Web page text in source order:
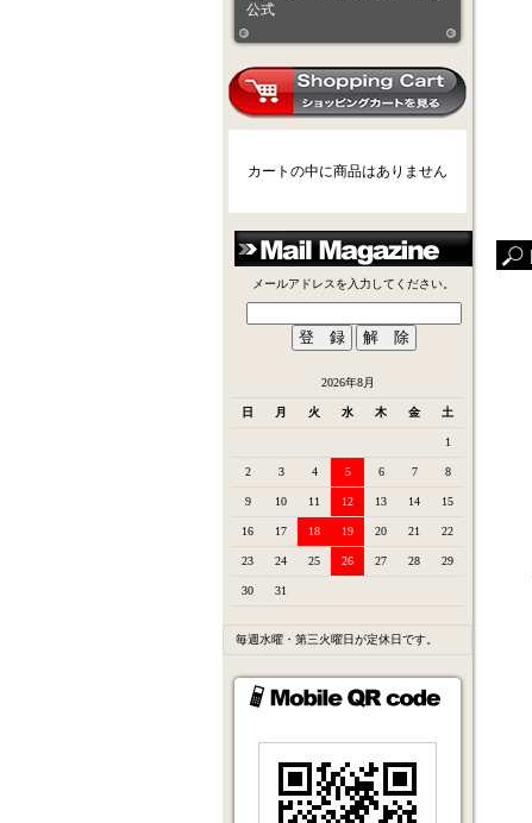
公式
カートの中に商品はありません
メールアドレスを入力してください。
2026年8月
日 月 火 水 木 金 土
1
2 3 4 5 6 7 8
9 10 11 12 13 14 15
16 17 18 19 20 21 22
23 24 25 26 27 28 29
30 31
毎週水曜・第三火曜日が定休日です。